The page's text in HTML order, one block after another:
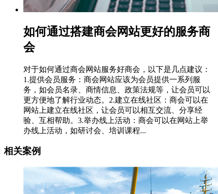
如何通过搭建商会网站更好的服务商
会
对于如何通过商会网站服务好商会，以下是几点建议：
1.提供会员服务：商会网站应该为会员提供一系列服
务，如会员名录、商情信息、政策法规等，让会员可以
更方便地了解行业动态。2.建立在线社区：商会可以在
网站上建立在线社区，让会员可以相互交流、分享经
验、互相帮助。3.举办线上活动：商会可以在网站上举
办线上活动，如研讨会、培训课程...
相关案例